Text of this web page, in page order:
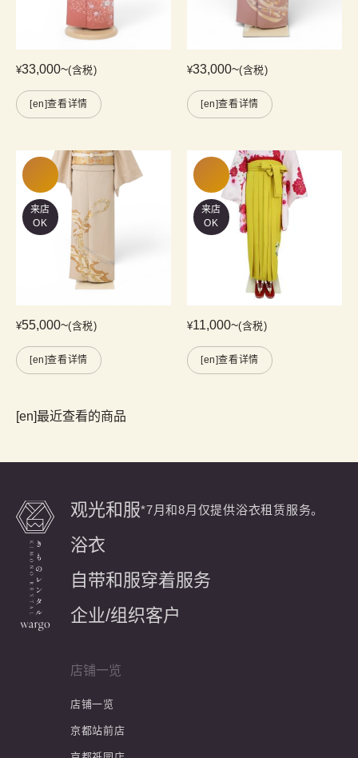
¥33,000~(含税)
[en]查看详情
¥33,000~(含税)
[en]查看详情
来店
OK
¥55,000~(含税)
[en]查看详情
来店
OK
¥11,000~(含税)
[en]查看详情
[en]最近查看的商品
观光和服*7月和8月仅提供浴衣租赁服务。
浴衣
自带和服穿着服务
企业/组织客户
店铺一览
店铺一览
京都站前店